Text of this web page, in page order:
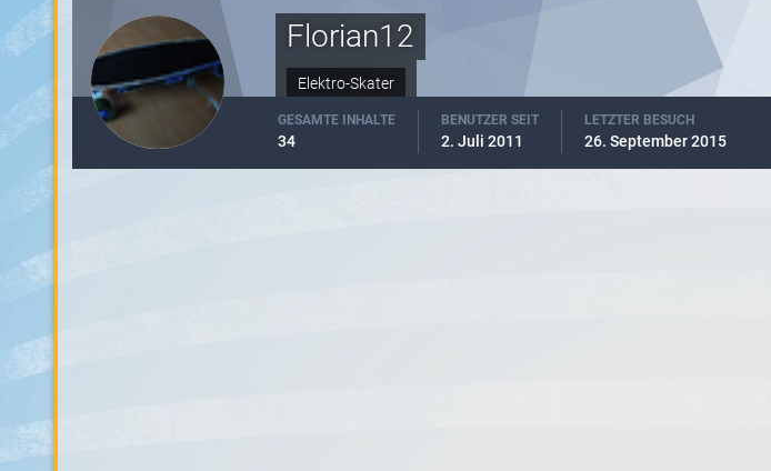
Florian12
Elektro-Skater
GESAMTE INHALTE
34
BENUTZER SEIT
2. Juli 2011
LETZTER BESUCH
26. September 2015